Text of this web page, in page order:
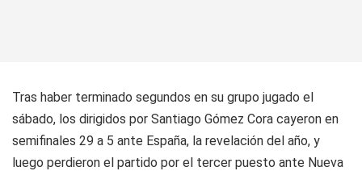
Tras haber terminado segundos en su grupo jugado el
sábado, los dirigidos por Santiago Gómez Cora cayeron en
semifinales 29 a 5 ante España, la revelación del año, y
luego perdieron el partido por el tercer puesto ante Nueva